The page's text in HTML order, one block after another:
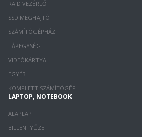
RAID VEZÉRLŐ
SSD MEGHAJTÓ
SZÁMÍTÓGÉPHÁZ
TÁPEGYSÉG
VIDEÓKÁRTYA
EGYÉB
KOMPLETT SZÁMÍTÓGÉP
LAPTOP, NOTEBOOK
ALAPLAP
BILLENTYŰZET